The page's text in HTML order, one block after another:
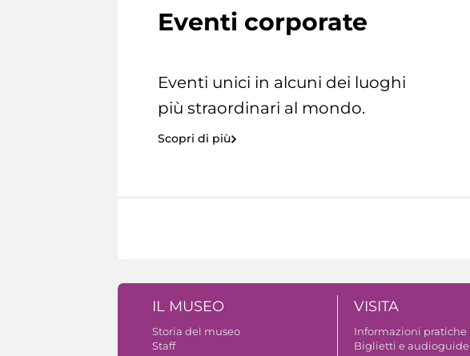
Eventi corporate
Eventi unici in alcuni dei luoghi
più straordinari al mondo.
Scopri di più
IL MUSEO
Storia del museo
Staff
VISITA
Informazioni pratiche
Biglietti e audioguide